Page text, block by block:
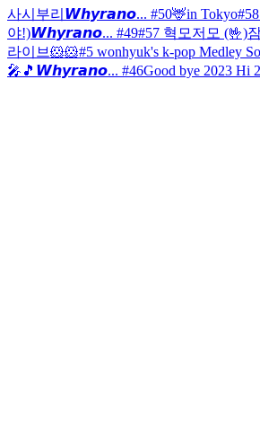
사시부리 𝙒𝙝𝙮𝙧𝙖𝙣𝙤... #50🦌in Tokyo
야!)𝙒𝙝𝙮𝙧𝙖𝙣𝙤... #49#57 혁모저모 (🤟)
라이브🐹🐹#5 wonhyuk's k-pop Medley
🎤🎵 𝙒𝙝𝙮𝙧𝙖𝙣𝙤... #46Good bye 2023 Hi